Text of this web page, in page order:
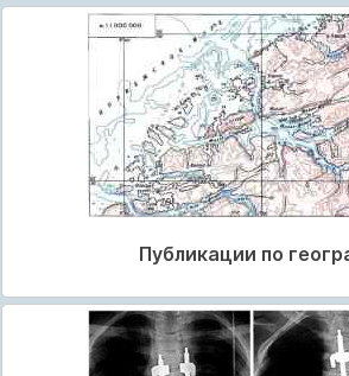
Публикации по